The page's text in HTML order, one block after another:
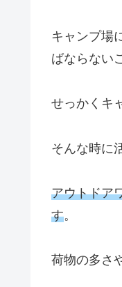
キャンプ場
ばならない
せっかくキ
そんな時に
アウトドア
す。
荷物の多さ